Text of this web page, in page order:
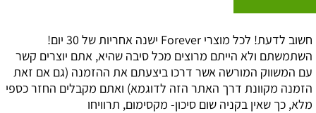
חשוב לדעת! לכל מוצרי Forever ישנה אחריות של 30 יום!
השתמשתם ולא הייתם מרוצים מכל סיבה שהיא, אתם יוצרים קשר
עם המשווק המורשה אשר דרכו ביצעתם את ההזמנה (גם אם זאת
הזמנה מקוונת דרך האתר הזה לדוגמא) ואתם מקבלים החזר כספי
מלא, כך שאין בקניה שום סיכון- מקסימום, תרוויחו